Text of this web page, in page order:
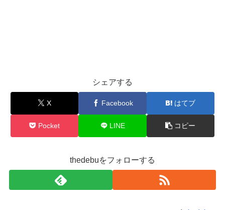
シェアする
X Facebook はてブ
Pocket LINE コピー
thedebuをフォローする